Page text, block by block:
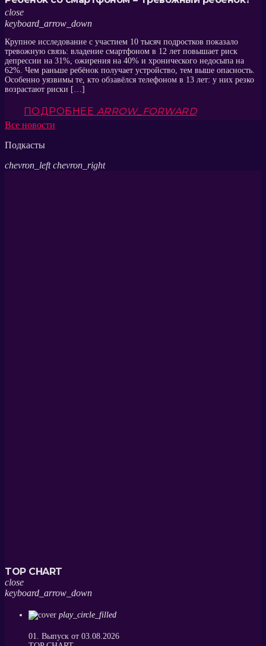
close
keyboard_arrow_down
Крупное исследование с участием 10 тысяч подростков показало
тревожную связь: владение смартфоном в 12 лет повышает риск
депрессии на 31%, ожирения на 40% и хронического недосыпа на
62%. Чем раньше ребёнок получает устройство, тем выше опасность.
Особенно уязвимы те, кто обзавёлся телефоном в 13 лет: у них резко
возрастают риски […]
ПОДРОБНЕЕ ARROW_FORWARD
Все новости
Подкасты
chevron_left chevron_right
TOP CHART
close
keyboard_arrow_down
play_circle_filled
01. Выпуск от 03.08.2026